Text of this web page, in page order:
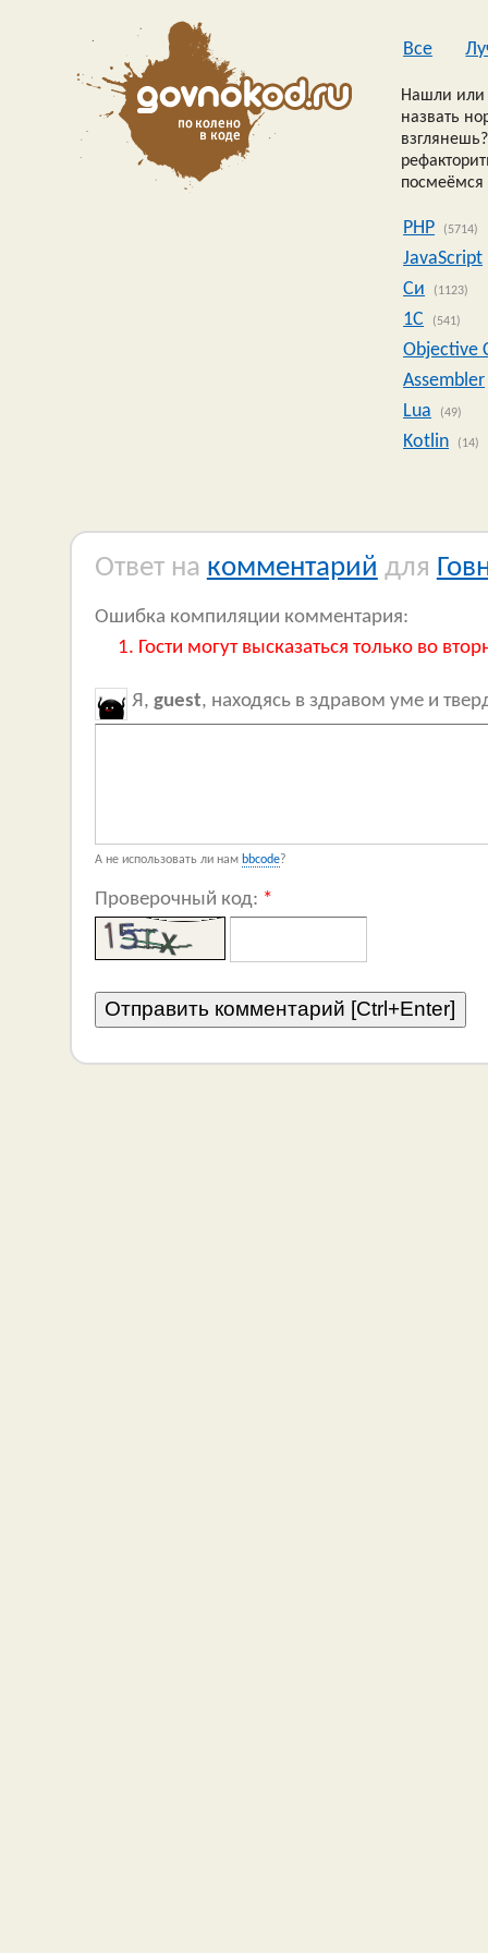
Все
Нашли или
назвать
посмеёмся
PHP (5714)
JavaScript
Си
(1123)
1C (541)
Objective
Assembler
Lua
(49)
Kotlin (14)
Ответ на комментарий для
Ошибка компиляции комментария:
Гости могут высказаться только во
Я, guest, находясь в здравом уме и
А не использовать ли нам bbcode?
Проверочный код: *